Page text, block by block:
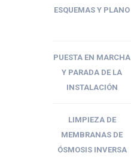
ESQUEMAS Y PLANO
PUESTA EN MARCHA
Y PARADA DE LA
INSTALACIÓN
LIMPIEZA DE
MEMBRANAS DE
ÓSMOSIS INVERSA